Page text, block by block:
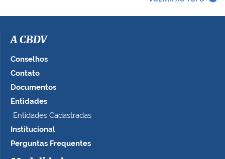
A CBDV
Conselhos
Contato
Documentos
Entidades
Entidades Cadastradas
Institucional
Perguntas Frequentes